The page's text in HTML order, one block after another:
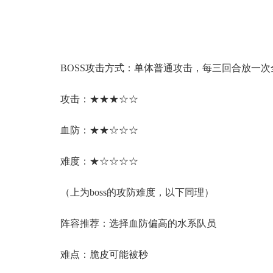
BOSS攻击方式：单体普通攻击，每三回合放一
攻击：★★★☆☆
血防：★★☆☆☆
难度：★☆☆☆☆
（上为boss的攻防难度，以下同理）
阵容推荐：选择血防偏高的水系队员
难点：脆皮可能被秒